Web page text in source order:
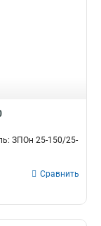
ЗПОн 25-150/25-
Сравнить